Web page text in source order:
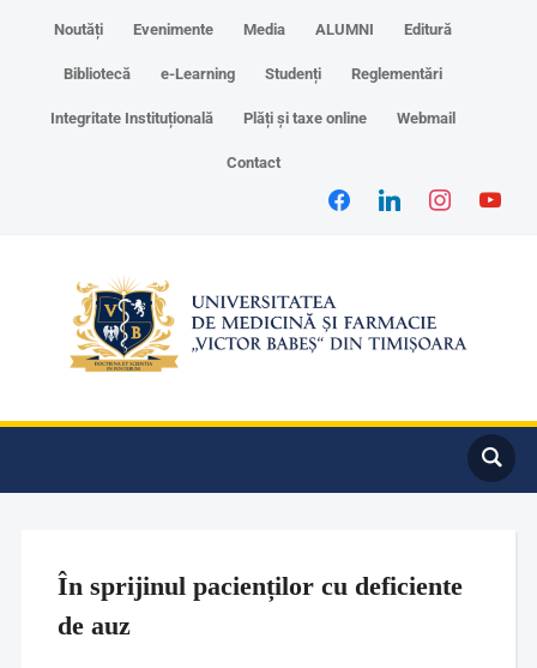
Noutăți Evenimente Media ALUMNI Editură
Bibliotecă e-Learning Studenți Reglementări
Integritate Instituțională Plăți și taxe online Webmail
Contact
În sprijinul pacienților cu deficiente
de auz